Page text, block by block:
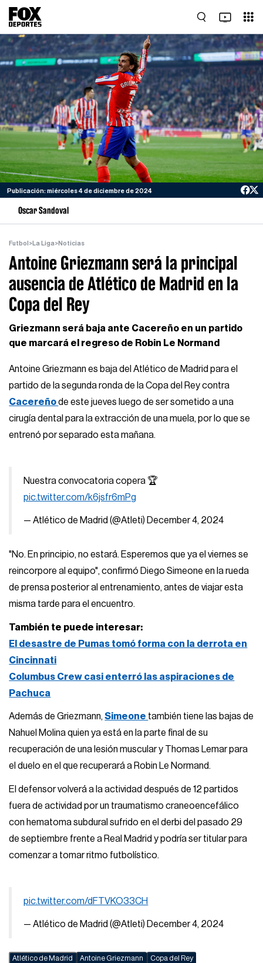
Publicación: miércoles 4 de diciembre de 2024
Oscar Sandoval
Futbol >La Liga>Noticias
Antoine Griezmann será la principal
ausencia de Atlético de Madrid en la
Copa del Rey
Griezmann será baja ante Cacereño en un partido
que marcará el regreso de Robin Le Normand
Antoine Griezmann es baja del Atlético de Madrid para el
partido de la segunda ronda de la Copa del Rey contra
Cacereñode este jueves luego de ser sometido a una
cirugía dental para la extracción de una muela, por lo que se
entrenó por separado esta mañana.
Nuestra convocatoria copera 🏆
pic.twitter.com/k6jsfr6mPg
— Atlético de Madrid (@Atleti) December 4, 2024
"No. En principio, no estará. Esperemos que ya el viernes se
reincorpore al equipo", confirmó Diego Simeone en la rueda
de prensa posterior al entrenamiento, antes de viajar esta
misma tarde para el encuentro.
También te puede interesar:
El desastre de Pumas tomó forma con la derrota en
Cincinnati
Columbus Crew casi enterró las aspiraciones de
Pachuca
Además de Griezmann,Simeone también tiene las bajas de
Nahuel Molina quien ya está en la parte final de su
recuperación de una lesión muscular y Thomas Lemar para
el duelo en el que recuperará a Robin Le Normand.
El defensor volverá a la actividad después de 12 partidos
fuera de actividad por un traumatismo craneoencefálico
con hematoma subdural sufrido en el derbi del pasado 29
de septiembre frente a Real Madrid y podría ser titular para
comenzar a tomar ritmo futbolístico.
pic.twitter.com/dFTVKO33CH
— Atlético de Madrid (@Atleti) December 4, 2024
Atlético de Madrid Antoine Griezmann Copa del Rey